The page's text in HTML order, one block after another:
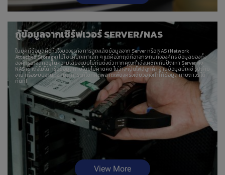
กู้ข้อมูลจากเซิร์ฟเวอร์ SERVER/NAS
ในยุคที่ข้อมูลคือหัวใจของธุรกิจ การสูญเสียข้อมูลจาก Server หรือ NAS (Network
Attached Storage) ไม่ใช่แค่ปัญหาเล็ก ๆ แต่คือวิกฤติที่อาจกระทบทั้งองค์กร ข้อมูลของทั้ง
องค์กรอาจตกอยู่ในความเสี่ยงแบบไม่ทันตั้งตัว หากคุณกำลังเผชิญกับปัญหา Server พัง
NAS เข้าถึงไม่ได้ หรือข้อมูลหายโดยไม่คาดคิด ไม่ว่าจะเป็นไฟล์ลูกค้า ฐานข้อมูลบัญชี รูปถ่าย
งาน หรือระบบงานทั้งหมด การแก้ไขที่ผิดพลาดเพียงครั้งเดียวอาจทำให้ข้อมูล หายถาวร ได้
ทันที!
View More